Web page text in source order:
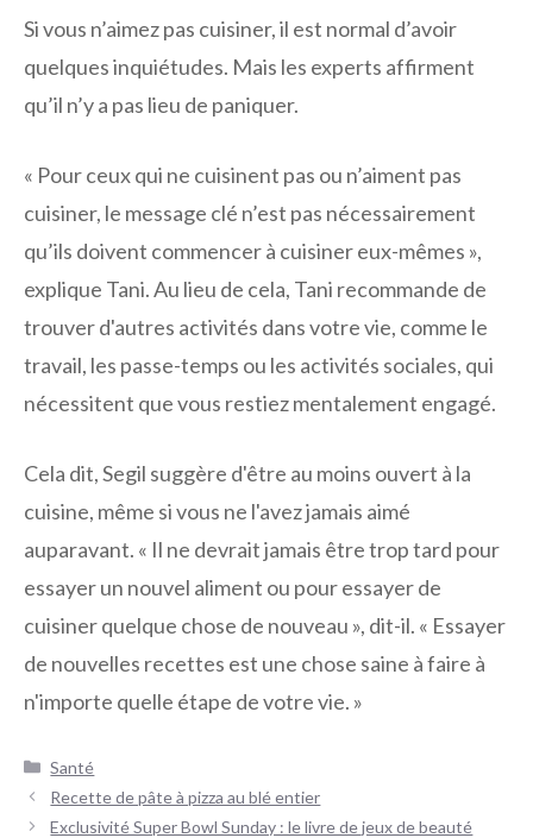
Si vous n’aimez pas cuisiner, il est normal d’avoir
quelques inquiétudes. Mais les experts affirment
qu’il n’y a pas lieu de paniquer.
« Pour ceux qui ne cuisinent pas ou n’aiment pas
cuisiner, le message clé n’est pas nécessairement
qu’ils doivent commencer à cuisiner eux-mêmes »,
explique Tani. Au lieu de cela, Tani recommande de
trouver d'autres activités dans votre vie, comme le
travail, les passe-temps ou les activités sociales, qui
nécessitent que vous restiez mentalement engagé.
Cela dit, Segil suggère d'être au moins ouvert à la
cuisine, même si vous ne l'avez jamais aimé
auparavant. « Il ne devrait jamais être trop tard pour
essayer un nouvel aliment ou pour essayer de
cuisiner quelque chose de nouveau », dit-il. « Essayer
de nouvelles recettes est une chose saine à faire à
n'importe quelle étape de votre vie. »
Catégories
Santé
Navigation
des
Recette de pâte à pizza au blé entier
Exclusivité Super Bowl Sunday : le livre de jeux de beauté